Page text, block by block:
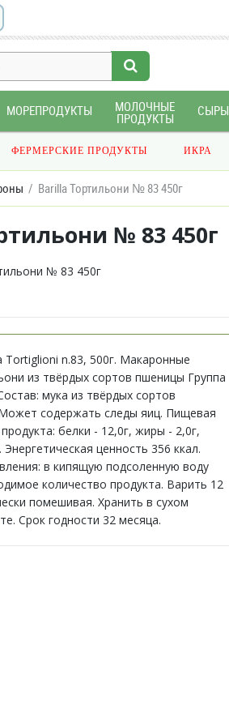
МОРЕПРОДУКТЫ МОЛОЧНЫЕ
ПРОДУКТЫ
СЫРЫ
ФЕРМЕРСКИЕ ПРОДУКТЫ ИКРА
Barilla Тортильони № 83 450г
№ 83 450г
n.83, 500г. Макаронные
из твёрдых сортов пшеницы Группа
мука из твёрдых сортов
содержать следы яиц. Пищевая
белки - 12,0г, жиры - 2,0г,
ценность 356 ккал.
в кипящую подсоленную воду
количество продукта. Варить 12
помешивая. Хранить в сухом
Срок годности 32 месяца.